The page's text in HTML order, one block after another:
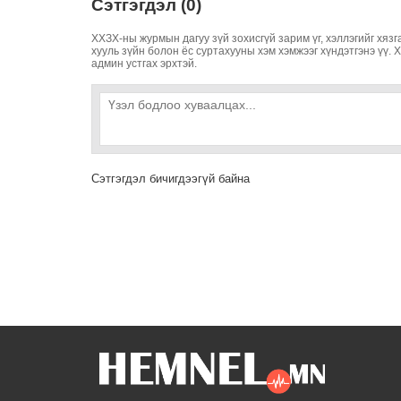
Сэтгэгдэл (0)
ХХЗХ-ны журмын дагуу зүй зохисгүй зарим үг, хэллэгийг
хууль зүйн болон ёс суртахууны хэм хэмжээг хүндэтгэнэ үү.
админ устгах эрхтэй.
Сэтгэгдэл бичигдээгүй байна